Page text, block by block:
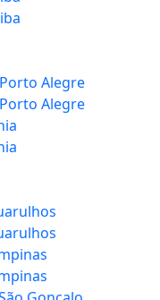
Alegre
Alegre